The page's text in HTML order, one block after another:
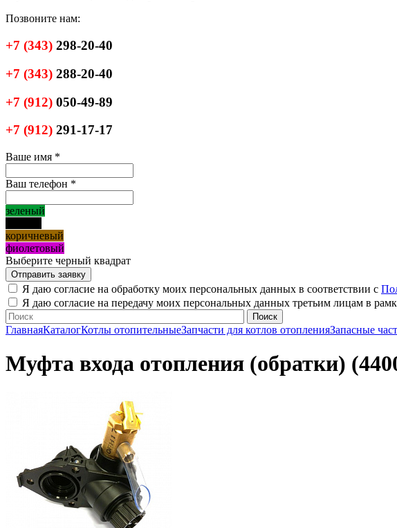
Позвоните нам:
+7 (343) 298-20-40
+7 (343) 288-20-40
+7 (912) 050-49-89
+7 (912) 291-17-17
Ваше имя *
Ваш телефон *
зеленый
коричневый
фиолетовый
Выберите черный квадрат
Я даю согласие на обработку моих персональных данных в соответствии с
Я даю согласие на передачу моих персональных данных третьим лицам в
ГлавнаяКаталогКотлы отопительныеЗапчасти для котлов отопленияЗапасные
Муфта входа отопления (обратки)